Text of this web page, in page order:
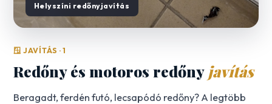
Helyszíni redőnyjavítás
🪟 JAVÍTÁS · 1
Redőny és motoros redőny javítás
Beragadt, ferdén futó, lecsapódó redőny? A legtöbb